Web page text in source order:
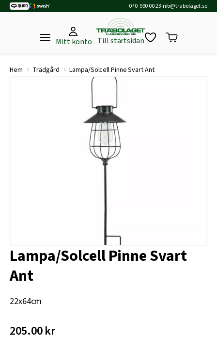
070-990 00 23info@trabolaget.se
Mitt konto Till startsidan
Hem › Trädgård › Lampa/Solcell Pinne Svart Ant
Lampa/Solcell Pinne Svart
Ant
22x64cm
205.00kr